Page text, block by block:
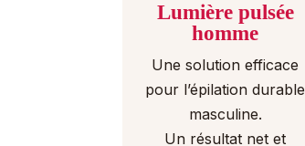
Lumière pulsée
homme
Une solution efficace
pour l’épilation durable
masculine.
Un résultat net et